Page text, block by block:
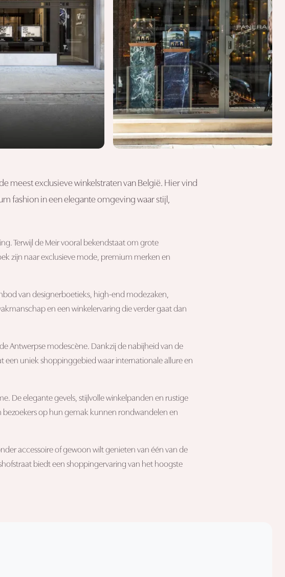
meest exclusieve winkelstraten van België. Hier vind
fashion in een elegante omgeving waar stijl,
Terwijl de Meir vooral bekendstaat om grote
zijn naar exclusieve mode, premium merken en
van designerboetieks, high-end modezaken,
en een winkelervaring die verder gaat dan
Antwerpse modescène. Dankzij de nabijheid van de
uniek shoppinggebied waar internationale allure en
De elegante gevels, stijlvolle winkelpanden en rustige
op hun gemak kunnen rondwandelen en
accessoire of gewoon wilt genieten van één van de
biedt een shoppingervaring van het hoogste